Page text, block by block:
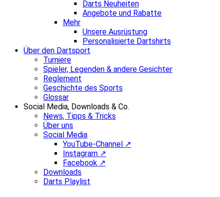
Darts Neuheiten
Angebote und Rabatte
Mehr
Unsere Ausrüstung
Personalisierte Dartshirts
Über den Dartsport
Turniere
Spieler, Legenden & andere Gesichter
Reglement
Geschichte des Sports
Glossar
Social Media, Downloads & Co.
News, Tipps & Tricks
Über uns
Social Media
YouTube-Channel ↗
Instagram ↗
Facebook ↗
Downloads
Darts Playlist